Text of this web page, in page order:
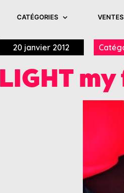
CATÉGORIES VENTES
20 janvier 2012
LIGHT